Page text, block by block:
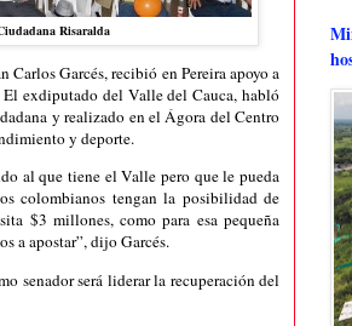
Risaralda
Garcés, recibió en Pereira apoyo a
exdiputado del Valle del Cauca, habló
y realizado en el Ágora del Centro
y deporte.
al que tiene el Valle pero que le pueda
colombianos tengan la posibilidad de
$3 millones, como para esa pequeña
a apostar”, dijo Garcés.
senador será liderar la recuperación del